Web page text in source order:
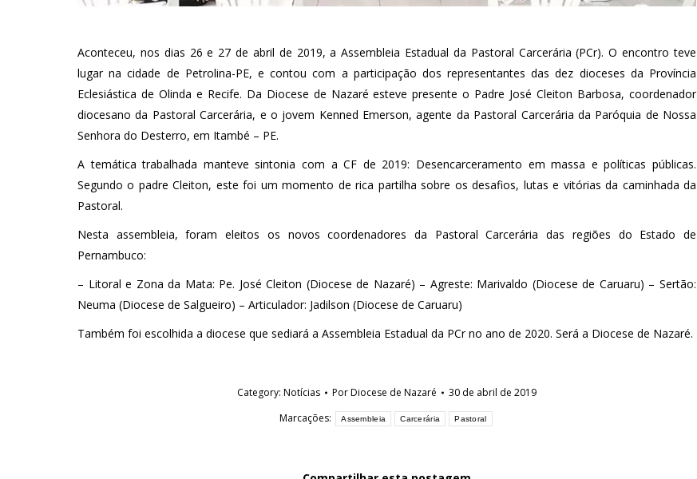
Aconteceu, nos dias 26 e 27 de abril de 2019, a Assembleia Estadual da Pastoral Carcerária (PCr). O encontro teve
lugar na cidade de Petrolina-PE, e contou com a participação dos representantes das dez dioceses da Província
Eclesiástica de Olinda e Recife. Da Diocese de Nazaré esteve presente o Padre José Cleiton Barbosa, coordenador
diocesano da Pastoral Carcerária, e o jovem Kenned Emerson, agente da Pastoral Carcerária da Paróquia de Nossa
Senhora do Desterro, em Itambé – PE.
A temática trabalhada manteve sintonia com a CF de 2019: Desencarceramento em massa e políticas públicas.
Segundo o padre Cleiton, este foi um momento de rica partilha sobre os desafios, lutas e vitórias da caminhada da
Pastoral.
Nesta assembleia, foram eleitos os novos coordenadores da Pastoral Carcerária das regiões do Estado de
Pernambuco:
– Litoral e Zona da Mata: Pe. José Cleiton (Diocese de Nazaré) – Agreste: Marivaldo (Diocese de Caruaru) – Sertão:
Neuma (Diocese de Salgueiro) – Articulador: Jadilson (Diocese de Caruaru)
Também foi escolhida a diocese que sediará a Assembleia Estadual da PCr no ano de 2020. Será a Diocese de Nazaré.
Category: Notícias PorDiocese de Nazaré
30 de abril de 2019
Marcações:
Assembleia Carcerária Pastoral